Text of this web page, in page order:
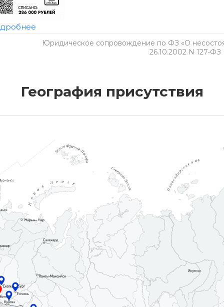
Юридическое сопровождение по ФЗ «О
26.10.2002 N 127-ФЗ
География присутствия